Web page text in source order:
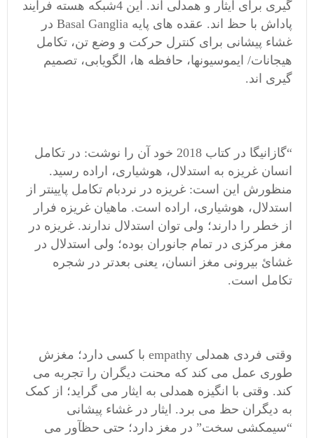
گیری برای ایثار و همدلی اند. این 4شبکه هسته فرایند
پاداش با حظ اند. عقده های پایه Basal Ganglia در
غشاء پیشانی برای کنترل حرکت و وضع تن، تکامل
هیجانات/ ایموسیونها، حافظه ها، الگویابی، تصمیم
گیری اند.
“گازانیگا در کتاب 2018 خود آن را نوشت: در تکامل
انسان غریزه به استدلال، هوشیاری، اراده رسید.
منظورش این است: غریزه در نردبام تکامل پایینتر از
استدلال، هوشیاری، اراده است. ماهیان غریزه فرار
از خطر را دارند؛ ولی توان استدلال ندارند. غریزه در
مغز مرکزی در تمام جانوران بوده؛ ولی استدلال در
غشائ بیرونی مغز انسان، یعنی بعدتر در شجره
تکامل است.
وقتی فردی همدلی empathy با کسی دارد؛ مغزش
طوری عمل می کند که محنت دیگران را تجربه می
کند. وقتی با انگیزه همدلی به ایثار می گراید؛ از کمک
به دیگران حظ می برد. ایثار در غشاء پیشانی
“سیمکشی سخت” در مغز دارد؛ حتی حظآور می